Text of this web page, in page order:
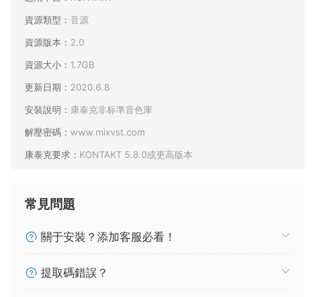
資源類型： 音源
資源版本： 2.0
資源大小： 1.7GB
更新日期： 2020.6.8
安裝說明： 康泰克非标準音色庫
解壓密碼： www.mixvst.com
康泰克要求： KONTAKT 5.8.0或更高版本
常見問題
關于安裝？添加客服必看！
提取碼錯誤？